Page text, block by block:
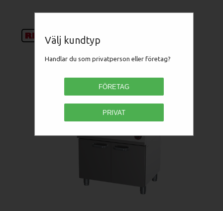
Välj kundtyp
Handlar du som privatperson eller företag?
FÖRETAG
PRIVAT